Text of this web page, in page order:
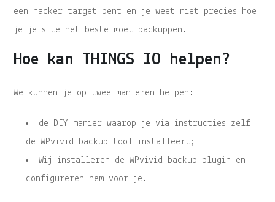
een hacker target bent en je weet niet precies hoe
je je site het beste moet backuppen.
Hoe kan THINGS IO helpen?
We kunnen je op twee manieren helpen:
de DIY manier waarop je via instructies zelf
de WPvivid backup tool installeert;
Wij installeren de WPvivid backup plugin en
configureren hem voor je.